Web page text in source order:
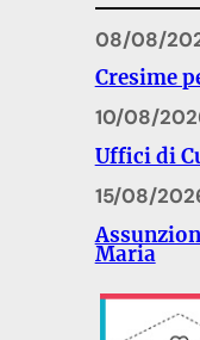
08/08/
Cresime
10/08/
Uffici di
15/08/
Maria